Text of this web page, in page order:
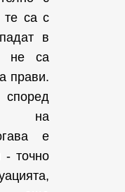
те са с
в
не са
прави.
на
е
- точно